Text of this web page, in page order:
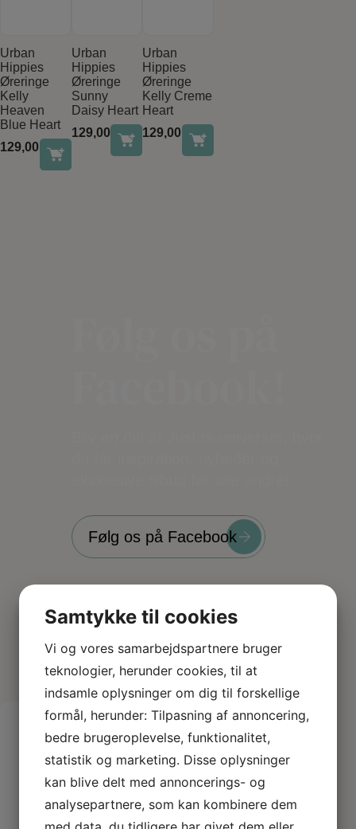
Urban
Hippies
Øreringe
Kelly
Heaven
Blue Heart
129,00 kr.
Urban
Hippies
Øreringe
Sunny
Daisy Heart
129,00 kr.
Urban
Hippies
Øreringe
Kelly Creme
Heart
129,00 kr.
Følg os på Facebook
Tilmel
d dig
Samtykke til cookies
Vi og vores samarbejdspartnere bruger
teknologier, herunder cookies, til at
indsamle oplysninger om dig til forskellige
formål, herunder: Tilpasning af annoncering,
bedre brugeroplevelse, funktionalitet,
statistik og marketing. Disse oplysninger
kan blive delt med annoncerings- og
analysepartnere, som kan kombinere dem